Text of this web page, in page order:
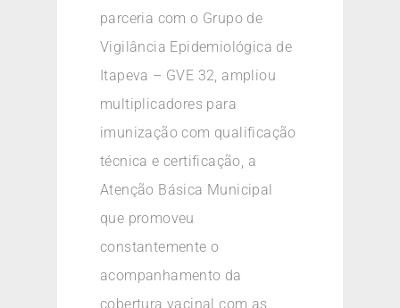
parceria com o Grupo de
Vigilância Epidemiológica de
Itapeva – GVE 32, ampliou
multiplicadores para
imunização com qualificação
técnica e certificação, a
Atenção Básica Municipal
que promoveu
constantemente o
acompanhamento da
cobertura vacinal com as